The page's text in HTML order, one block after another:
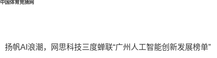
中国体育竞猜网
扬帆AI浪潮，网思科技三度蝉联“广州人工智能创新发展榜单”